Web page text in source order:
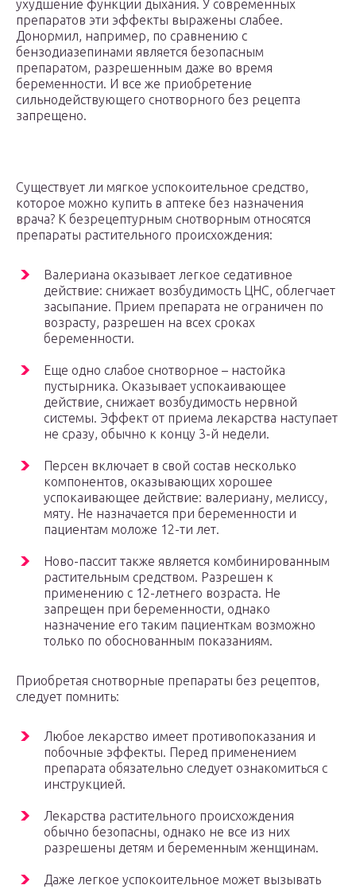
ухудшение функции дыхания. У современных
препаратов эти эффекты выражены слабее.
Донормил, например, по сравнению с
бензодиазепинами является безопасным
препаратом, разрешенным даже во время
беременности. И все же приобретение
сильнодействующего снотворного без рецепта
запрещено.
Существует ли мягкое успокоительное средство,
которое можно купить в аптеке без назначения
врача? К безрецептурным снотворным относятся
препараты растительного происхождения:
Валериана оказывает легкое седативное
действие: снижает возбудимость ЦНС, облегчает
засыпание. Прием препарата не ограничен по
возрасту, разрешен на всех сроках
беременности.
Еще одно слабое снотворное – настойка
пустырника. Оказывает успокаивающее
действие, снижает возбудимость нервной
системы. Эффект от приема лекарства наступает
не сразу, обычно к концу 3-й недели.
Персен включает в свой состав несколько
компонентов, оказывающих хорошее
успокаивающее действие: валериану, мелиссу,
мяту. Не назначается при беременности и
пациентам моложе 12-ти лет.
Ново-пассит также является комбинированным
растительным средством. Разрешен к
применению с 12-летнего возраста. Не
запрещен при беременности, однако
назначение его таким пациенткам возможно
только по обоснованным показаниям.
Приобретая снотворные препараты без рецептов,
следует помнить:
Любое лекарство имеет противопоказания и
побочные эффекты. Перед применением
препарата обязательно следует ознакомиться с
инструкцией.
Лекарства растительного происхождения
обычно безопасны, однако не все из них
разрешены детям и беременным женщинам.
Даже легкое успокоительное может вызывать